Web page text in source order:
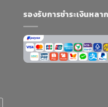
รองรับการชำระเงินหล